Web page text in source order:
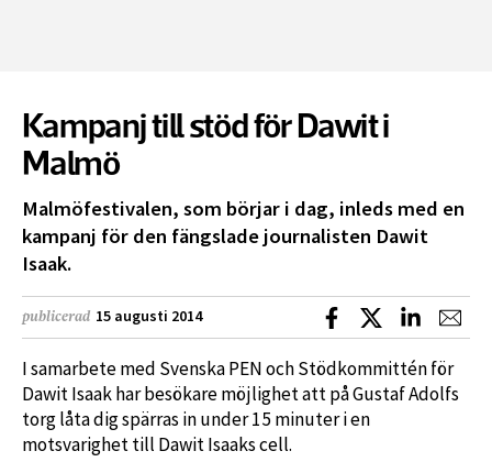
Kampanj till stöd för Dawit i
Malmö
Malmöfestivalen, som börjar i dag, inleds med en
kampanj för den fängslade journalisten Dawit
Isaak.
publicerad 15 augusti 2014 Dela på Facebook
Dela på XDela på
I samarbete med Svenska PEN och Stödkommittén för
Dawit Isaak har besökare möjlighet att på Gustaf Adolfs
torg låta dig spärras in under 15 minuter i en
motsvarighet till Dawit Isaaks cell.